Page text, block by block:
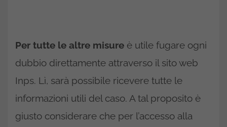
Per tutte le altre misure è utile fugare ogni
dubbio direttamente attraverso il sito web
Inps. Lì, sarà possibile ricevere tutte le
informazioni utili del caso. A tal proposito è
giusto considerare che per l’accesso alla